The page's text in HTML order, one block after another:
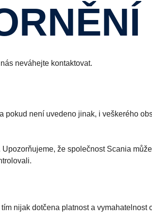
neváhejte kontaktovat.
pokud není uvedeno jinak, i veškerého
že společnost Scania
nijak dotčena platnost a vymahatelnost